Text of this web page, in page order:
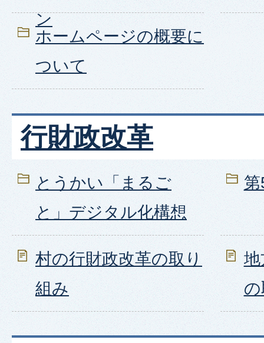
ン
ホームページの概要に
ついて
行財政改革
とうかい「まるご
と」デジタル化構想
村の行財政改革の取り
組み